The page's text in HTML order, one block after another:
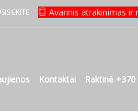
Avarinis atrakinimas ir
Kontaktai Raktinė